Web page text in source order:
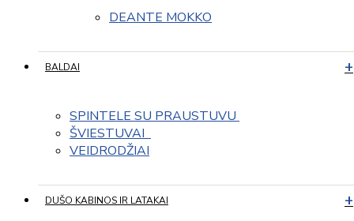
DEANTE MOKKO
BALDAI
SPINTELE SU PRAUSTUVU
ŠVIESTUVAI
VEIDRODŽIAI
DUŠO KABINOS IR LATAKAI